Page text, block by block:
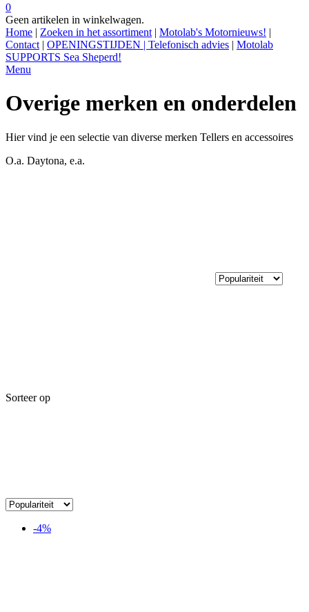
0
Geen artikelen in winkelwagen.
Home | Zoeken in het assortiment | Motolab's Motornieuws! |
Contact | OPENINGSTIJDEN | Telefonisch advies | Motolab
SUPPORTS Sea Sheperd!
Menu
Overige merken en onderdelen
Hier vind je een selectie van diverse merken Tellers en accessoires
O.a. Daytona, e.a.
Sorteer op
-4%